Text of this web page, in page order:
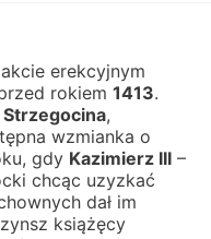
erekcyjnym
rokiem 1413.
Strzegocina,
wzmianka o
gdy Kazimierz III –
chcąc uzyzkać
dał im
książęcy